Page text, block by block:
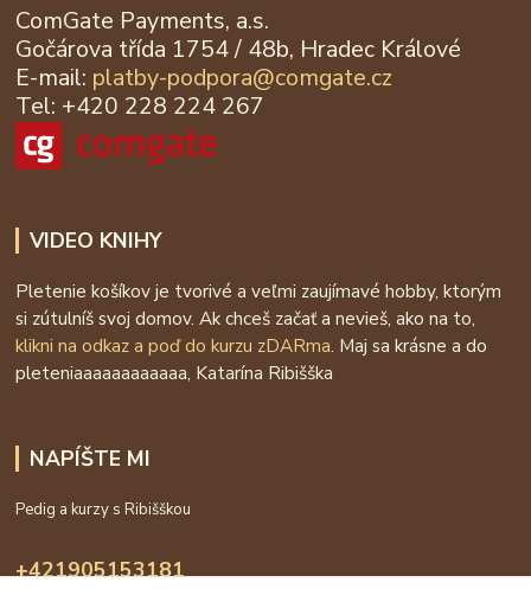
ComGate Payments, a.s.
Gočárova třída 1754 / 48b, Hradec Králové
E-mail: platby-podpora@comgate.cz
Tel: +420 228 224 267
VIDEO KNIHY
Pletenie košíkov je tvorivé a veľmi zaujímavé hobby, ktorým
si zútulníš svoj domov. Ak chceš začať a nevieš, ako na to,
klikni na odkaz a poď do kurzu zDARma. Maj sa krásne a do
pleteniaaaaaaaaaaaa, Katarína Ribišška
NAPÍŠTE MI
Pedig a kurzy s Ribišškou
+421905153181